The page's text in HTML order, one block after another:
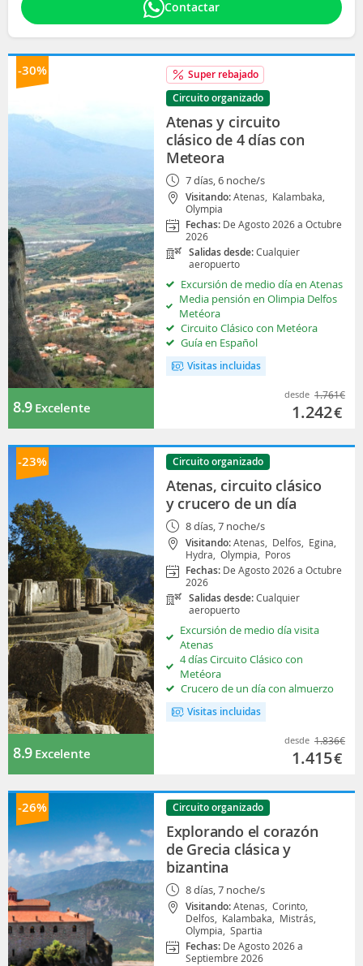
Contactar
-30%
8.9Excelente
Super rebajado
Circuito organizado
Atenas y circuito
clásico de 4 días con
Meteora
7 días, 6 noche/s
Visitando:Atenas, Kalambaka,
Olympia
Fechas: De Agosto 2026 a Octubre
2026
Salidas desde:Cualquier
aeropuerto
Excursión de medio día en Atenas
Media pensión en Olimpia Delfos
Metéora
Circuito Clásico con Metéora
Guía en Español
Visitas incluidas
desde 1.761€
1.242€
-23%
8.9Excelente
Circuito organizado
Atenas, circuito clásico
y crucero de un día
8 días, 7 noche/s
Visitando:Atenas, Delfos, Egina,
Hydra, Olympia, Poros
Fechas: De Agosto 2026 a Octubre
2026
Salidas desde:Cualquier
aeropuerto
Excursión de medio día visita
Atenas
4 días Circuito Clásico con
Metéora
Crucero de un día con almuerzo
Visitas incluidas
desde 1.836€
1.415€
-26% Circuito organizado
Explorando el corazón
de Grecia clásica y
bizantina
8 días, 7 noche/s
Visitando:Atenas, Corinto,
Delfos, Kalambaka, Mistrás,
Olympia, Spartia
Fechas: De Agosto 2026 a
Septiembre 2026